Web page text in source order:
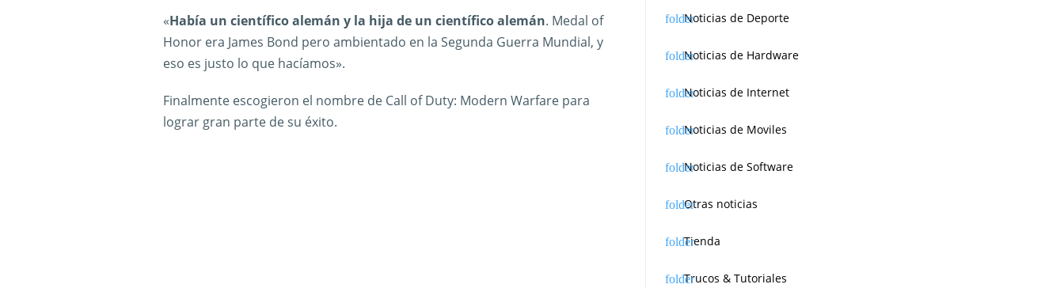
«Había un científico alemán y la hija de un científico alemán. Medal of
Honor era James Bond pero ambientado en la Segunda Guerra Mundial, y
eso es justo lo que hacíamos».
Finalmente escogieron el nombre de Call of Duty: Modern Warfare para
lograr gran parte de su éxito.
Noticias de Deporte
Noticias de Hardware
Noticias de Internet
Noticias de Moviles
Noticias de Software
Otras noticias
Tienda
Trucos & Tutoriales